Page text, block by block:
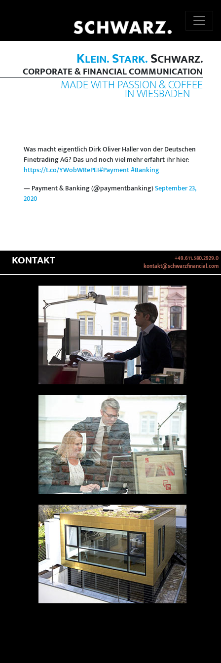
KLEIN.STARK.SCHWARZ.
CORPORATE & FINANCIAL COMMUNICATION
MADE WITH PASSION & COFFEE
IN WIESBADEN
Was macht eigentlich Dirk Oliver Haller von der Deutschen
Finetrading AG? Das und noch viel mehr erfahrt ihr hier:
https://t.co/YWobWRePEI#Payment#Banking
— Payment & Banking (@paymentbanking)September 23,
2020
KONTAKT
+49.611.580.2929.0
kontakt@schwarzfinancial.com